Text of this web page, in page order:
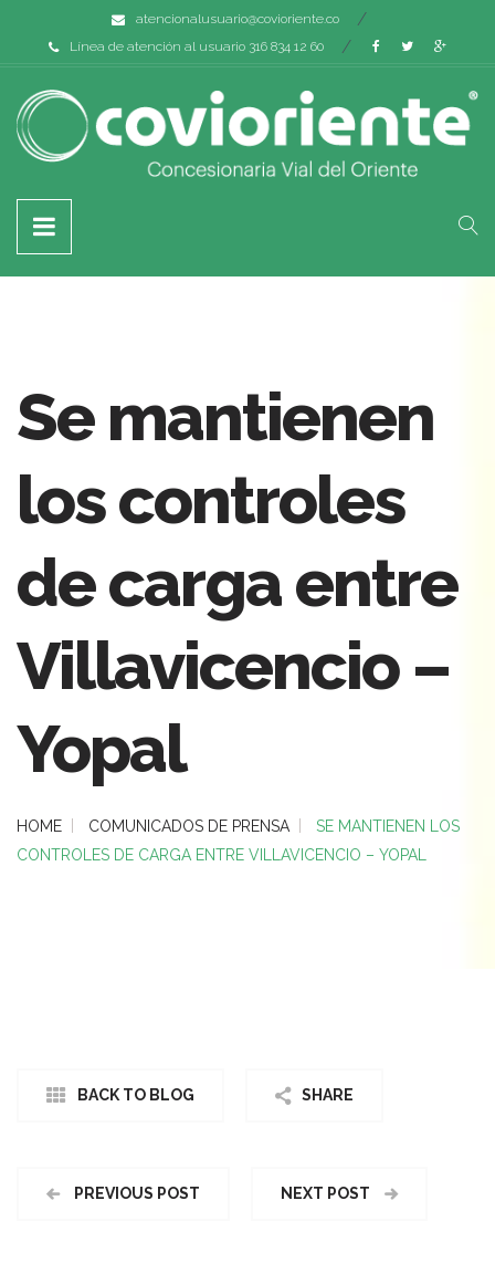
atencionalusuario@covioriente.co
Línea de atención al usuario 316 834 12 60
Se mantienen
los controles
de carga entre
Villavicencio –
Yopal
HOME COMUNICADOS DE PRENSA
SE MANTIENEN LOS
CONTROLES DE CARGA ENTRE VILLAVICENCIO – YOPAL
BACK TO BLOG SHARE
PREVIOUS POST NEXT POST